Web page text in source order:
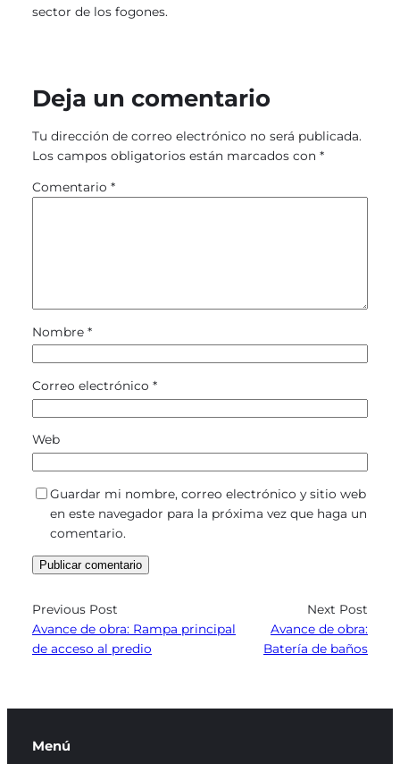
sector de los fogones.
Deja un comentario
Tu dirección de correo electrónico no será publicada.
Los campos obligatorios están marcados con *
Comentario *
Nombre *
Correo electrónico *
Web
Guardar mi nombre, correo electrónico y sitio web
en este navegador para la próxima vez que haga un
comentario.
Previous Post
Avance de obra: Rampa principal
de acceso al predio
Next Post
Avance de obra:
Batería de baños
Menú